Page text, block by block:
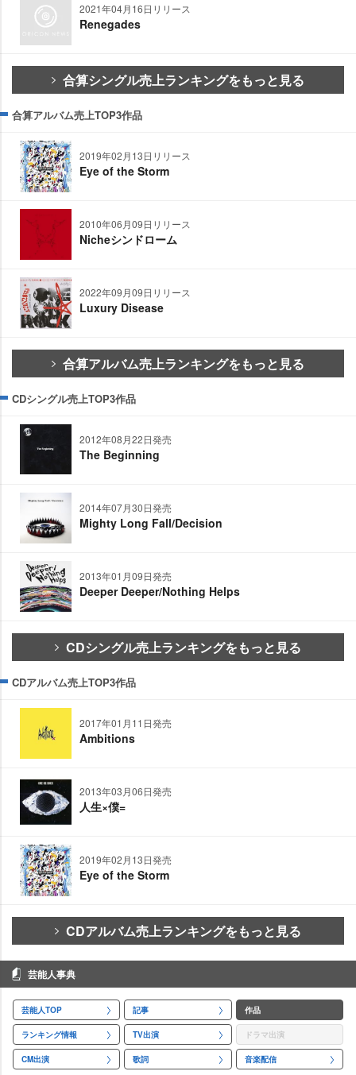
2021年04月16日リリース
Renegades
合算シングル売上ランキングをもっと見る
合算アルバム売上TOP3作品
2019年02月13日リリース
Eye of the Storm
2010年06月09日リリース
Nicheシンドローム
2022年09月09日リリース
Luxury Disease
合算アルバム売上ランキングをもっと見る
CDシングル売上TOP3作品
2012年08月22日発売
The Beginning
2014年07月30日発売
Mighty Long Fall/Decision
2013年01月09日発売
Deeper Deeper/Nothing Helps
CDシングル売上ランキングをもっと見る
CDアルバム売上TOP3作品
2017年01月11日発売
Ambitions
2013年03月06日発売
人生×僕=
2019年02月13日発売
Eye of the Storm
CDアルバム売上ランキングをもっと見る
芸能人事典
芸能人TOP 記事 作品
ランキング情報 TV出演 ドラマ出演
CM出演 歌詞 音楽配信